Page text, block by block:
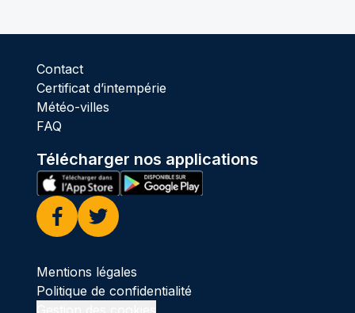
Contact
Certificat d’intempérie
Météo-villes
FAQ
Télécharger nos applications
Facebook
Twitter
Mentions légales
Politique de confidentialité